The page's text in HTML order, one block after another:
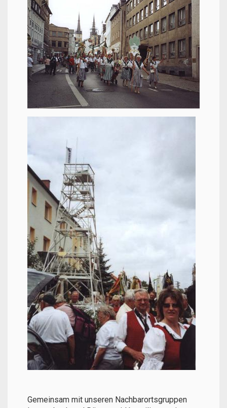
Gemeinsam mit unseren Nachbarortsgruppen